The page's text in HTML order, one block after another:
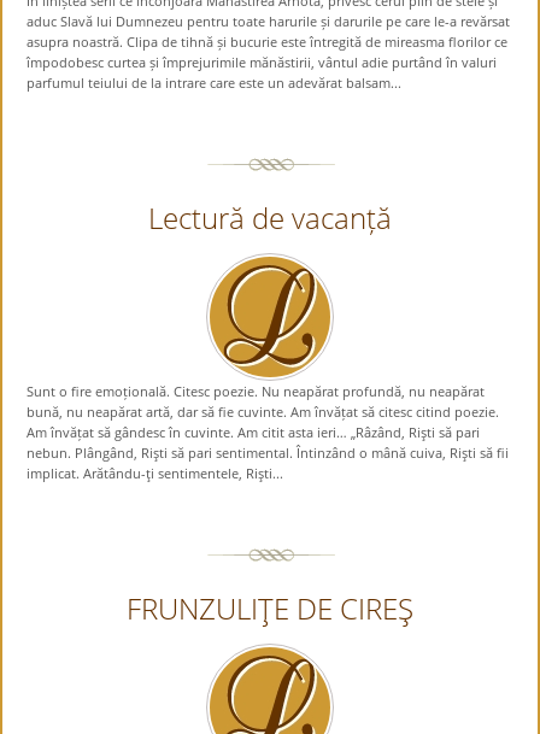
aduc Slavă lui Dumnezeu pentru toate harurile și darurile pe care le-a revărsat
asupra noastră. Clipa de tihnă și bucurie este întregită de mireasma florilor ce
împodobesc curtea și împrejurimile mănăstirii, vântul adie purtând în valuri
parfumul teiului de la intrare care este un adevărat balsam...
Lectură de vacanță
Sunt o fire emoțională. Citesc poezie. Nu neapărat profundă, nu neapărat
bună, nu neapărat artă, dar să fie cuvinte. Am învățat să citesc citind poezie.
Am învățat să gândesc în cuvinte. Am citit asta ieri… „Râzând, Rişti să pari
nebun. Plângând, Rişti să pari sentimental. Întinzând o mână cuiva, Rişti să fii
implicat. Arătându-ţi sentimentele, Rişti...
FRUNZULIŢE DE CIREŞ